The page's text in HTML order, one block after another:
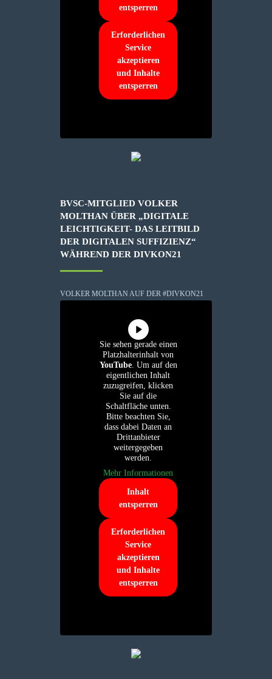
entsperren
Erforderlichen
Service
akzeptieren
und Inhalte
entsperren
BVSC-MITGLIED VOLKER
MOLTHAN ÜBER „DIGITALE
LEICHTIGKEIT- DAS LEITBILD
DER DIGITALEN SUFFIZIENZ“
WÄHREND DER DIVKON21
VOLKER MOLTHAN AUF DER #DIVKON21
Sie sehen gerade einen
Platzhalterinhalt von
YouTube. Um auf den
eigentlichen Inhalt
zuzugreifen, klicken
Sie auf die
Schaltfläche unten.
Bitte beachten Sie,
dass dabei Daten an
Drittanbieter
weitergegeben
werden.
Mehr Informationen
Inhalt
entsperren
Erforderlichen
Service
akzeptieren
und Inhalte
entsperren